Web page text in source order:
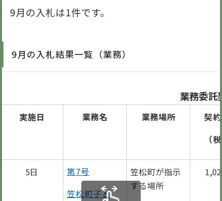
9月の入札は1件です。
9月の入札結果一覧（業務）
業務委託
実施日 業務名 業務場所
契
（
5日
第7号
笠松町子ど
笠松町が指示
する場所